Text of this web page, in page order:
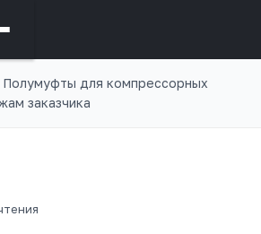
Полумуфты для компрессорных
заказчика